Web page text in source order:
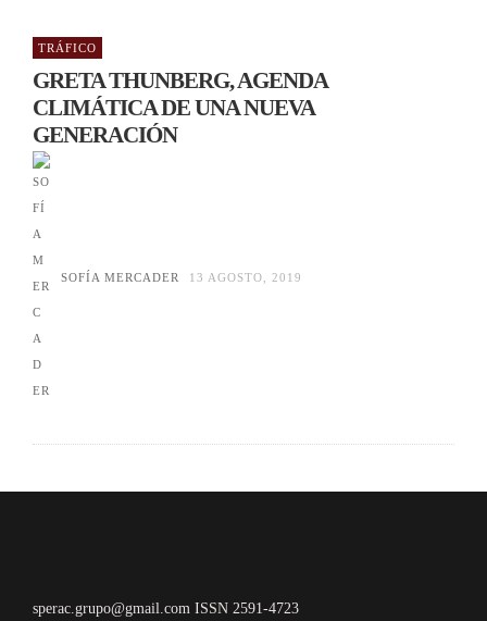
TRÁFICO
GRETA THUNBERG, AGENDA
CLIMÁTICA DE UNA NUEVA
GENERACIÓN
SOFÍA MERCADER 13 AGOSTO, 2019
sperac.grupo@gmail.com ISSN 2591-4723